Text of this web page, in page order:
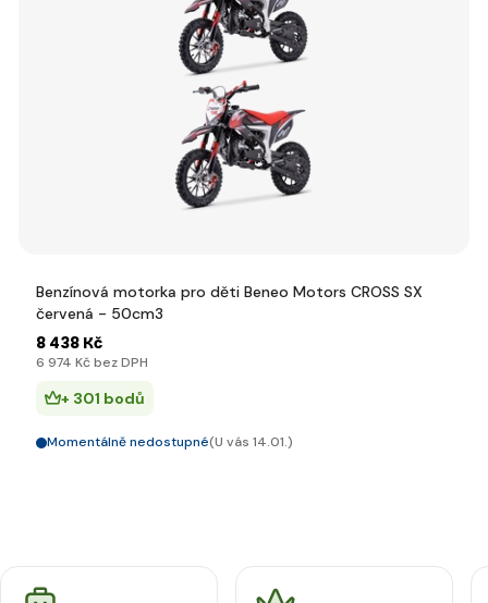
Benzínová motorka pro děti Beneo Motors CROSS SX
červená - 50cm3
8 438 Kč
6 974 Kč bez DPH
+ 301 bodů
Momentálně nedostupné(U vás 14.01.)